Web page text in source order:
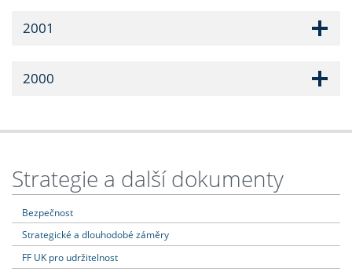
2001
2000
Strategie a další dokumenty
Bezpečnost
Strategické a dlouhodobé záměry
FF UK pro udržitelnost